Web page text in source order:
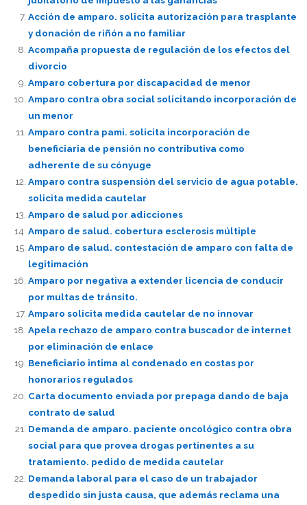
Acción de amparo. solicita autorización para trasplante
y donación de riñón a no familiar
Acompaña propuesta de regulación de los efectos del
divorcio
Amparo cobertura por discapacidad de menor
Amparo contra obra social solicitando incorporación de
un menor
Amparo contra pami. solicita incorporación de
beneficiaria de pensión no contributiva como
adherente de su cónyuge
Amparo contra suspensión del servicio de agua potable.
solicita medida cautelar
Amparo de salud por adicciones
Amparo de salud. cobertura esclerosis múltiple
Amparo de salud. contestación de amparo con falta de
legitimación
Amparo por negativa a extender licencia de conducir
por multas de tránsito.
Amparo solicita medida cautelar de no innovar
Apela rechazo de amparo contra buscador de internet
por eliminación de enlace
Beneficiario intima al condenado en costas por
honorarios regulados
Carta documento enviada por prepaga dando de baja
contrato de salud
Demanda de amparo. paciente oncológico contra obra
social para que provea drogas pertinentes a su
tratamiento. pedido de medida cautelar
Demanda laboral para el caso de un trabajador
despedido sin justa causa, que además reclama una